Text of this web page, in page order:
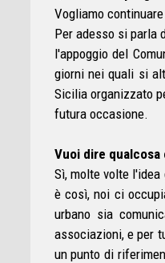
Vogliamo
Per adesso si parla
l'appoggio del
giorni nei quali si
Sicilia organizzato
futura occasione.
Vuoi dire
Sì, molte volte
è così, noi ci
urbano sia
associazioni, e per
un punto di